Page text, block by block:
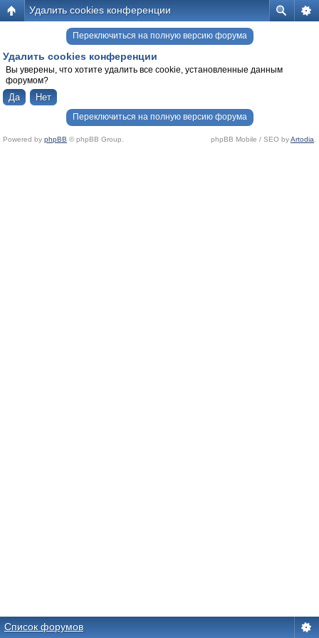
Удалить cookies конференции
Переключиться на полную версию форума
Удалить cookies конференции
Вы уверены, что хотите удалить все cookie, установленные данным
форумом?
Переключиться на полную версию форума
Powered by phpBB © phpBB Group. phpBB Mobile / SEO byArtodia
Список форумов